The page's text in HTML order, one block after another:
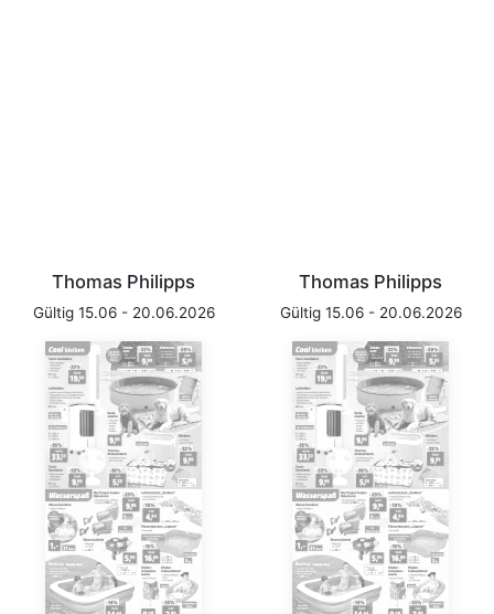
Thomas Philipps
Gültig 15.06 - 20.06.2026
Thomas Philipps
Gültig 15.06 - 20.06.2026